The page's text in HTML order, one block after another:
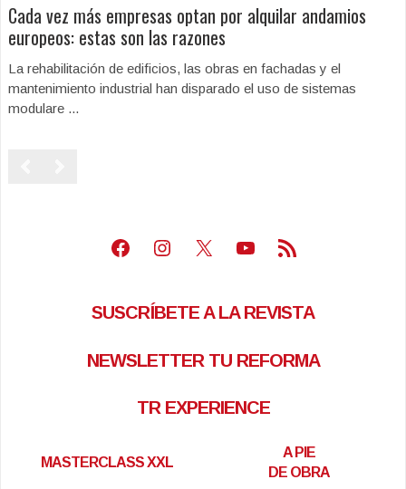
Cada vez más empresas optan por alquilar andamios
europeos: estas son las razones
La rehabilitación de edificios, las obras en fachadas y el
mantenimiento industrial han disparado el uso de sistemas
modulare ...
Facebook
Instagram
X Youtube
Feed RSS
SUSCRÍBETE A LA REVISTA
NEWSLETTER TU REFORMA
TR EXPERIENCE
MASTERCLASS XXL
A PIE
DE OBRA